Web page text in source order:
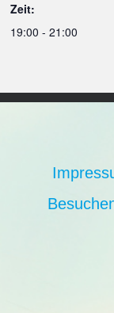
Zeit:
19:00 - 21:00